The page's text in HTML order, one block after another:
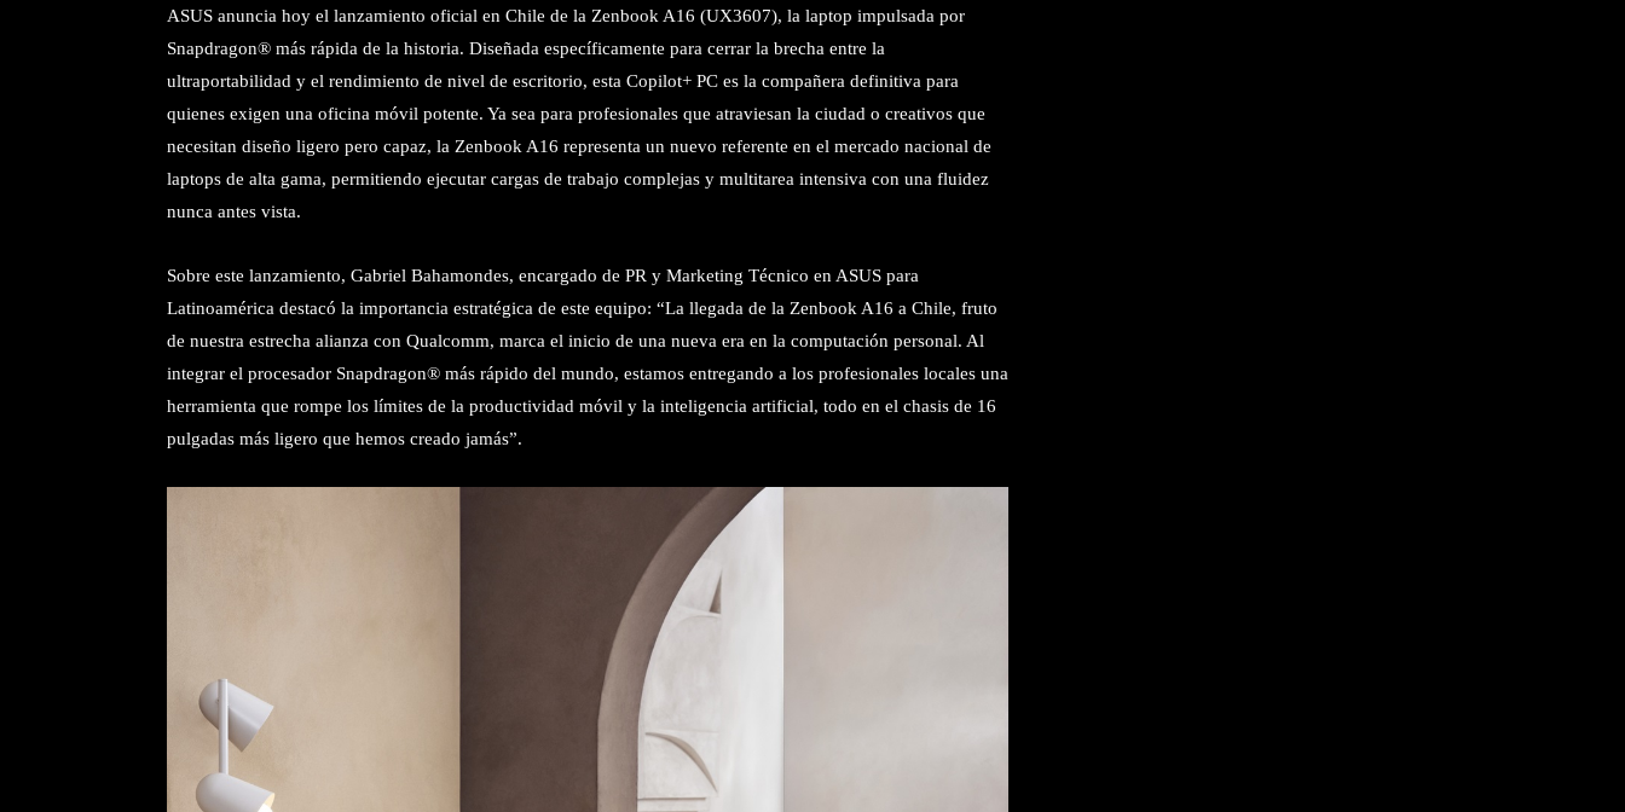
ASUS anuncia hoy el lanzamiento oficial en Chile de la Zenbook A16 (UX3607), la laptop impulsada por
Snapdragon® más rápida de la historia. Diseñada específicamente para cerrar la brecha entre la
ultraportabilidad y el rendimiento de nivel de escritorio, esta Copilot+ PC es la compañera definitiva para
quienes exigen una oficina móvil potente. Ya sea para profesionales que atraviesan la ciudad o creativos que
necesitan diseño ligero pero capaz, la Zenbook A16 representa un nuevo referente en el mercado nacional de
laptops de alta gama, permitiendo ejecutar cargas de trabajo complejas y multitarea intensiva con una fluidez
nunca antes vista.
Sobre este lanzamiento, Gabriel Bahamondes, encargado de PR y Marketing Técnico en ASUS para
Latinoamérica destacó la importancia estratégica de este equipo: “La llegada de la Zenbook A16 a Chile, fruto
de nuestra estrecha alianza con Qualcomm, marca el inicio de una nueva era en la computación personal. Al
integrar el procesador Snapdragon® más rápido del mundo, estamos entregando a los profesionales locales una
herramienta que rompe los límites de la productividad móvil y la inteligencia artificial, todo en el chasis de 16
pulgadas más ligero que hemos creado jamás”.